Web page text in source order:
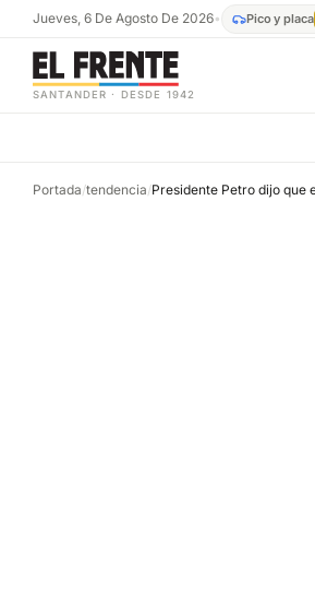
Jueves, 6 De Agosto De 2026• Pico y placa
SANTANDER · DESDE 1942
Portada/tendencia/